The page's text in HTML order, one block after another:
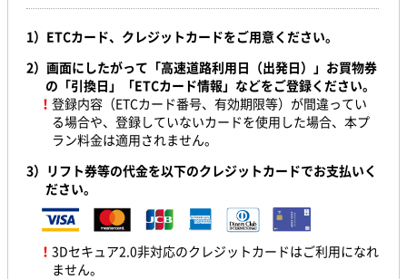
1） ETCカード、クレジットカードをご用意ください。
2）画面にしたがって「高速道路利用日（出発日）」お買物券
の「引換日 」「ETCカード情報」などをご登録ください。
！ 登録内容（ETCカード番号、有効期限等）が間違ってい
る場合や、登録していないカードを使用した場合、本プ
ラン料金は適用されません。
3）リフト券等の代金を以下のクレジットカードでお支払いく
ださい。
！ 3Dセキュア2.0非対応のクレジットカードはご利用になれ
ません。